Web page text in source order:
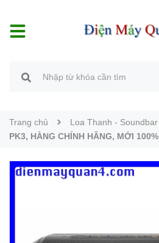
Trang chủ Loa Thanh - Soundbar
PK3, HÀNG CHÍNH HÃNG, MỚI 100%